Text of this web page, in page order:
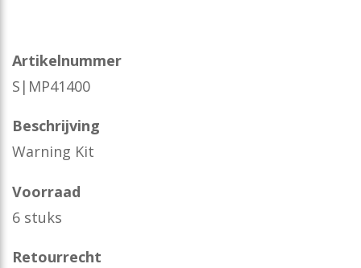
Artikelnummer
S|MP41400
Beschrijving
Warning Kit
Voorraad
6 stuks
Retourrecht